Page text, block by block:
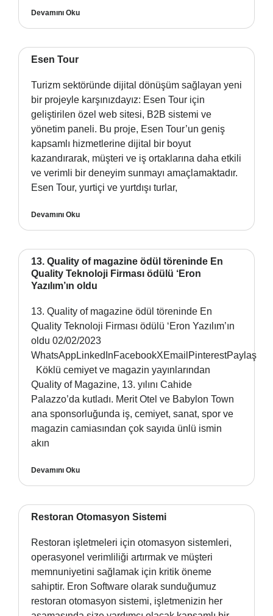
Devamını Oku
Esen Tour
Turizm sektöründe dijital dönüşüm sağlayan yeni
bir projeyle karşınızdayız: Esen Tour için
geliştirilen özel web sitesi, B2B sistemi ve
yönetim paneli. Bu proje, Esen Tour’un geniş
kapsamlı hizmetlerine dijital bir boyut
kazandırarak, müşteri ve iş ortaklarına daha etkili
ve verimli bir deneyim sunmayı amaçlamaktadır.
Esen Tour, yurtiçi ve yurtdışı turlar,
Devamını Oku
13. Quality of magazine ödül töreninde En
Quality Teknoloji Firması ödülü ‘Eron
Yazılım’ın oldu
13. Quality of magazine ödül töreninde En
Quality Teknoloji Firması ödülü ‘Eron Yazılım’ın
oldu 02/02/2023
WhatsAppLinkedInFacebookXEmailPinterestPaylaş
Köklü cemiyet ve magazin yayınlarından
Quality of Magazine, 13. yılını Cahide
Palazzo’da kutladı. Merit Otel ve Babylon Town
ana sponsorluğunda iş, cemiyet, sanat, spor ve
magazin camiasından çok sayıda ünlü ismin
akın
Devamını Oku
Restoran Otomasyon Sistemi
Restoran işletmeleri için otomasyon sistemleri,
operasyonel verimliliği artırmak ve müşteri
memnuniyetini sağlamak için kritik öneme
sahiptir. Eron Software olarak sunduğumuz
restoran otomasyon sistemi, işletmenizin her